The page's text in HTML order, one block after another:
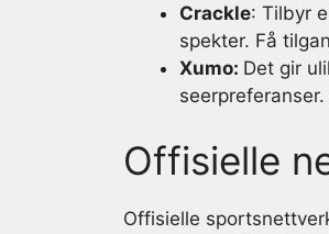
Crackle: Tilbyr
spekter. Få
Xumo: Det gir
Offisielle
Offisielle